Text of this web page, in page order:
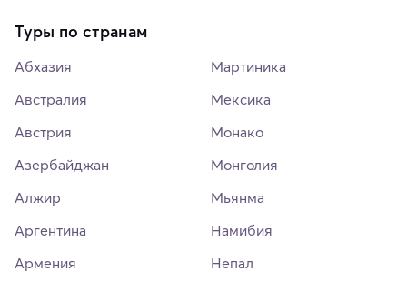
Туры по странам
Абхазия
Австралия
Австрия
Азербайджан
Алжир
Аргентина
Армения
Мартиника
Мексика
Монако
Монголия
Мьянма
Намибия
Непал